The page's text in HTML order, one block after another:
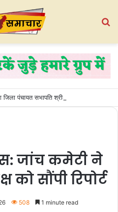
जांच कमेटी ने
सौंपी रिपोर्ट
508 1 minute read